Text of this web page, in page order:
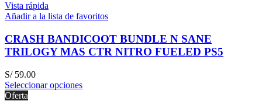
Vista rápida
Añadir a la lista de favoritos
CRASH BANDICOOT BUNDLE N SANE
TRILOGY MAS CTR NITRO FUELED PS5
S/59.00
Seleccionar opciones
Oferta